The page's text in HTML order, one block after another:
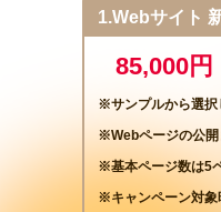
1.Webサイト
85,000円
※サンプルから選択
※Webページの公開
※基本ページ数は5
※キャンペーン対象